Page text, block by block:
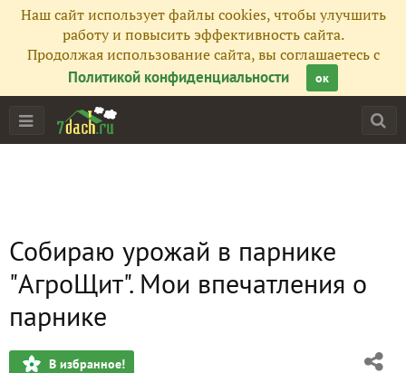
Наш сайт использует файлы cookies, чтобы улучшить
работу и повысить эффективность сайта.
Продолжая использование сайта, вы соглашаетесь с
Политикой конфиденциальности
ок
Собираю урожай в парнике
"АгроЩит". Мои впечатления о
парнике
В избранное!